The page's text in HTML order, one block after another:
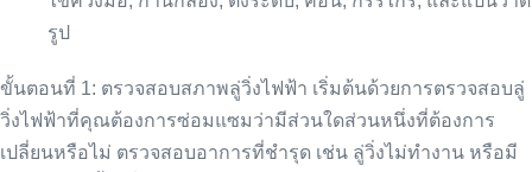
รูป
ขั้นตอนที่ 1: ตรวจสอบสภาพลู่วิ่งไฟฟ้า เริ่มต้นด้วยการตรวจสอบลู่
วิ่งไฟฟ้าที่คุณต้องการซ่อมแซมว่ามีส่วนใดส่วนหนึ่งที่ต้องการ
เปลี่ยนหรือไม่ ตรวจสอบอาการที่ชำรุด เช่น ลู่วิ่งไม่ทำงาน หรือมี